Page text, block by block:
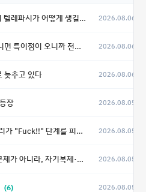
시가 어떻게 생길 수 있는지 2026.08.06
까 전부 롱을 쳐야 할지 모르겠다.” 2026.08.06
늦추고 있다 2026.08.06
장 2026.08.05
단계를 피할 수 있기를 바랄 뿐" 2026.08.05
형 시스템의 피해에는 이론적으로 상한이 없다는 것이 문제" 2026.08.05
(6) 2026.08.05